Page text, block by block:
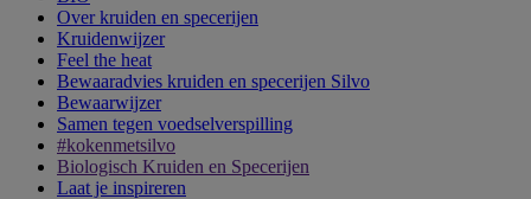
Over kruiden en specerijen
Kruidenwijzer
Feel the heat
Bewaaradvies kruiden en specerijen Silvo
Bewaarwijzer
Samen tegen voedselverspilling
#kokenmetsilvo
Biologisch Kruiden en Specerijen
Laat je inspireren